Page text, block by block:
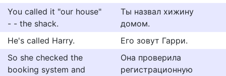
You called it "our house"
- - the shack.
Ты назвал хижину
домом.
He's called Harry.
Его зовут Гарри.
So she checked the
booking system and
Она проверила
регистрационную